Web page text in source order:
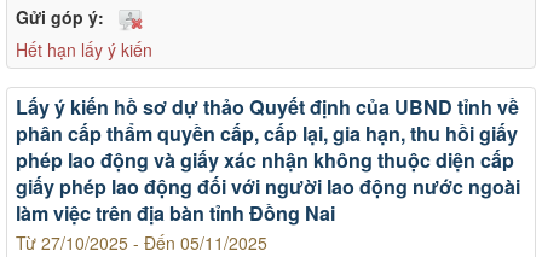
Gửi góp ý:
Hết hạn lấy ý kiến
Lấy ý kiến hồ sơ dự thảo Quyết định của UBND tỉnh về
phân cấp thẩm quyền cấp, cấp lại, gia hạn, thu hồi giấy
phép lao động và giấy xác nhận không thuộc diện cấp
giấy phép lao động đối với người lao động nước ngoài
làm việc trên địa bàn tỉnh Đồng Nai
Từ 27/10/2025 - Đến 05/11/2025